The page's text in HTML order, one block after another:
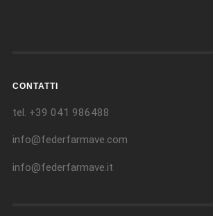
CONTATTI
tel. +39 041 986488
info@federfarmave.com
info@federfarmave.it